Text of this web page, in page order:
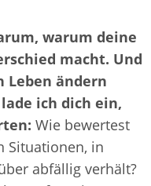
warum deine
macht. Und
Leben ändern
ich dich ein,
Wie bewertest
Situationen, in
abfällig verhält?